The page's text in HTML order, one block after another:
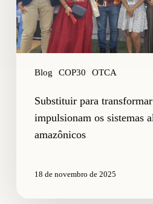
Blog COP30 OTCA
alimentares
amazônicos
Substituir para
impulsionam os sistemas
amazônicos
18 de novembro de 2025